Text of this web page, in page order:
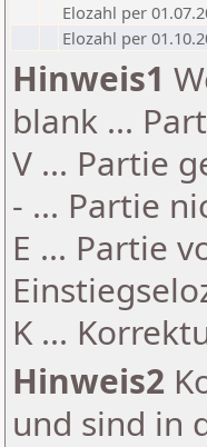
Elozahl per
Elozahl per
Hinweis1
blank ...
V ... Partie
- ... Partie
E ... Partie
K ...
Hinweis2
und sind in